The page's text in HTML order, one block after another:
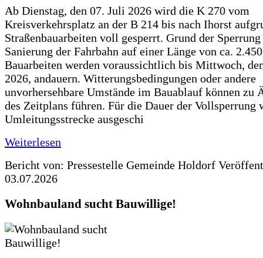
Ab Dienstag, den 07. Juli 2026 wird die K 270 vom
Kreisverkehrsplatz an der B 214 bis nach Ihorst
Straßenbauarbeiten voll gesperrt. Grund der
Sanierung der Fahrbahn auf einer Länge von ca.
Bauarbeiten werden voraussichtlich bis Mittwoch,
2026, andauern. Witterungsbedingungen oder andere
unvorhersehbare Umstände im Bauablauf können zu
des Zeitplans führen. Für die Dauer der Vollsperrung
Umleitungsstrecke ausgeschi
Weiterlesen
Bericht von: Pressestelle Gemeinde Holdorf
03.07.2026
Wohnbauland sucht Bauwillige!